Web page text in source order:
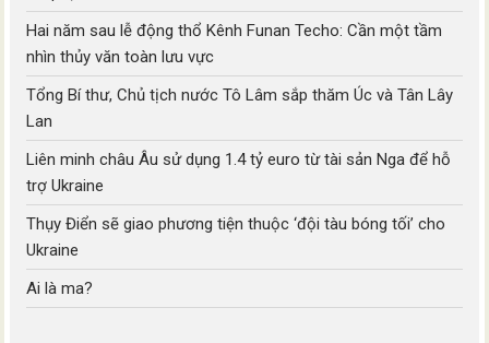
Hai năm sau lễ động thổ Kênh Funan Techo: Cần một tầm
nhìn thủy văn toàn lưu vực
Tổng Bí thư, Chủ tịch nước Tô Lâm sắp thăm Úc và Tân Lây
Lan
Liên minh châu Âu sử dụng 1.4 tỷ euro từ tài sản Nga để hỗ
trợ Ukraine
Thụy Điển sẽ giao phương tiện thuộc ‘đội tàu bóng tối’ cho
Ukraine
Ai là ma?